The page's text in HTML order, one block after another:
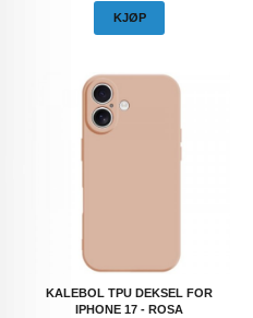
KJØP
KALEBOL TPU DEKSEL FOR
IPHONE 17 - ROSA